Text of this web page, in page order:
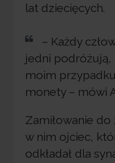
lat dziecięcych.
– Każdy
jedni podróżują,
moim
monety – mówi
Zamiłowanie do
w nim ojciec,
odkładał dla